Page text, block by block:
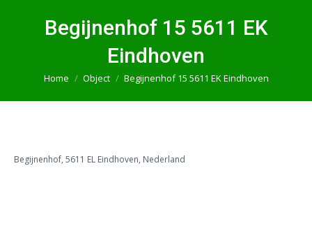
Begijnenhof 15 5611 EK
Eindhoven
Je bent hier:
Home Object Begijnenhof 15 5611 EK Eindhoven
Begijnenhof, 5611 EL Eindhoven, Nederland